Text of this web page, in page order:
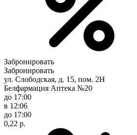
Забронировать
Забронировать
ул. Слободская, д. 15, пом. 2Н
Белфармация Аптека №20
до 17:00
в 12:06
до 17:00
0,22 р.